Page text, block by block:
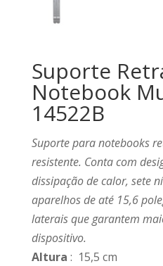
Suporte
Notebook
14522B
Suporte para notebooks
resistente. Conta com
dissipação de calor, sete
aparelhos de até 15,6
laterais que garantem
dispositivo.
Altura : 15,5 cm